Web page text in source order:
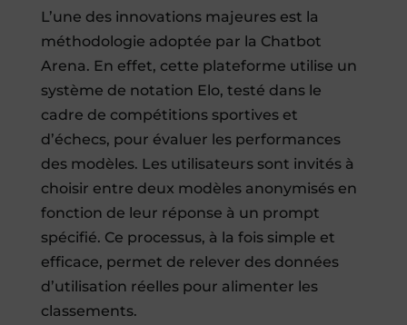
L’une des innovations majeures est la
méthodologie adoptée par la Chatbot
Arena. En effet, cette plateforme utilise un
système de notation Elo, testé dans le
cadre de compétitions sportives et
d’échecs, pour évaluer les performances
des modèles. Les utilisateurs sont invités à
choisir entre deux modèles anonymisés en
fonction de leur réponse à un prompt
spécifié. Ce processus, à la fois simple et
efficace, permet de relever des données
d’utilisation réelles pour alimenter les
classements.